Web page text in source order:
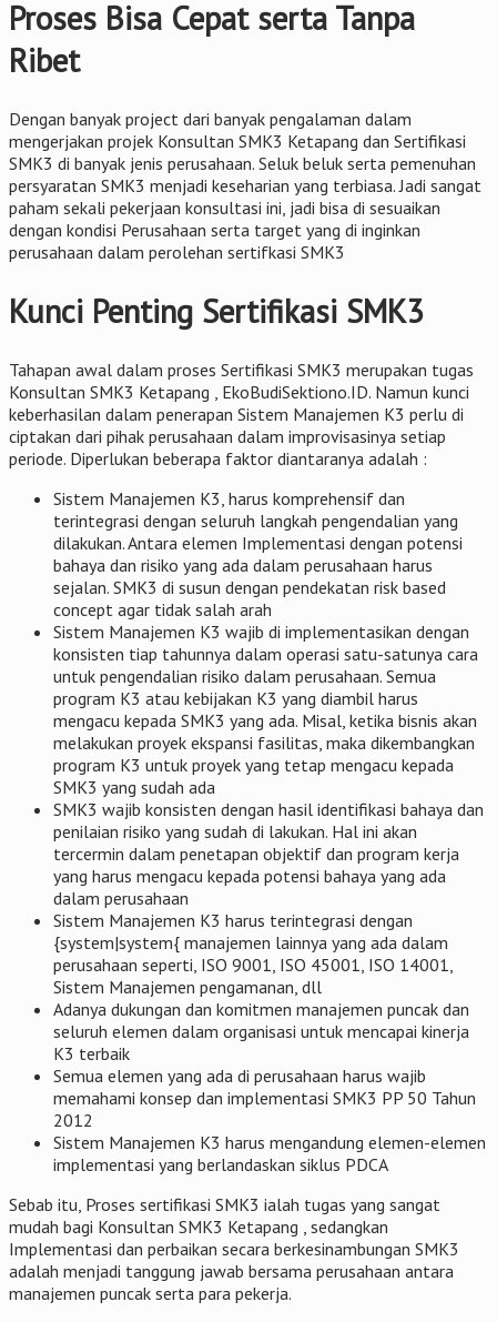
Proses Bisa Cepat serta Tanpa
Ribet
Dengan banyak project dari banyak pengalaman dalam
mengerjakan projek Konsultan SMK3 Ketapang dan Sertifikasi
SMK3 di banyak jenis perusahaan. Seluk beluk serta pemenuhan
persyaratan SMK3 menjadi keseharian yang terbiasa. Jadi sangat
paham sekali pekerjaan konsultasi ini, jadi bisa di sesuaikan
dengan kondisi Perusahaan serta target yang di inginkan
perusahaan dalam perolehan sertifkasi SMK3
Kunci Penting Sertifikasi SMK3
Tahapan awal dalam proses Sertifikasi SMK3 merupakan tugas
Konsultan SMK3 Ketapang , EkoBudiSektiono.ID. Namun kunci
keberhasilan dalam penerapan Sistem Manajemen K3 perlu di
ciptakan dari pihak perusahaan dalam improvisasinya setiap
periode. Diperlukan beberapa faktor diantaranya adalah :
Sistem Manajemen K3, harus komprehensif dan
terintegrasi dengan seluruh langkah pengendalian yang
dilakukan. Antara elemen Implementasi dengan potensi
bahaya dan risiko yang ada dalam perusahaan harus
sejalan. SMK3 di susun dengan pendekatan risk based
concept agar tidak salah arah
Sistem Manajemen K3 wajib di implementasikan dengan
konsisten tiap tahunnya dalam operasi satu-satunya cara
untuk pengendalian risiko dalam perusahaan. Semua
program K3 atau kebijakan K3 yang diambil harus
mengacu kepada SMK3 yang ada. Misal, ketika bisnis akan
melakukan proyek ekspansi fasilitas, maka dikembangkan
program K3 untuk proyek yang tetap mengacu kepada
SMK3 yang sudah ada
SMK3 wajib konsisten dengan hasil identifikasi bahaya dan
penilaian risiko yang sudah di lakukan. Hal ini akan
tercermin dalam penetapan objektif dan program kerja
yang harus mengacu kepada potensi bahaya yang ada
dalam perusahaan
Sistem Manajemen K3 harus terintegrasi dengan
{system|system{ manajemen lainnya yang ada dalam
perusahaan seperti, ISO 9001, ISO 45001, ISO 14001,
Sistem Manajemen pengamanan, dll
Adanya dukungan dan komitmen manajemen puncak dan
seluruh elemen dalam organisasi untuk mencapai kinerja
K3 terbaik
Semua elemen yang ada di perusahaan harus wajib
memahami konsep dan implementasi SMK3 PP 50 Tahun
2012
Sistem Manajemen K3 harus mengandung elemen-elemen
implementasi yang berlandaskan siklus PDCA
Sebab itu, Proses sertifikasi SMK3 ialah tugas yang sangat
mudah bagi Konsultan SMK3 Ketapang , sedangkan
Implementasi dan perbaikan secara berkesinambungan SMK3
adalah menjadi tanggung jawab bersama perusahaan antara
manajemen puncak serta para pekerja.